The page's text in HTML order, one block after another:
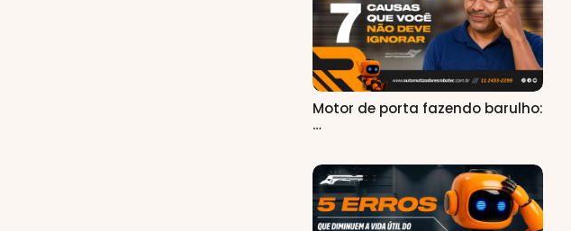
Motor de porta fazendo barulho:
…